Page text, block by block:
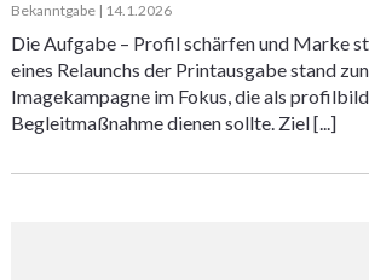
Bekanntgabe | 14.1.2026
Die Aufgabe – Profil schärfen und Marke
eines Relaunchs der Printausgabe stand
Imagekampagne im Fokus, die als
Begleitmaßnahme dienen sollte. Ziel [...]